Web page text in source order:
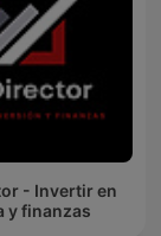
- Invertir en
y finanzas